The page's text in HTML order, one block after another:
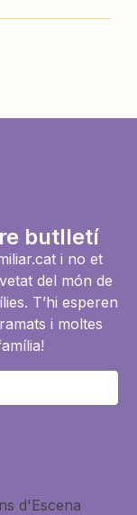
butlletí
i no et
del món de
T’hi esperen
i moltes
d'Escena